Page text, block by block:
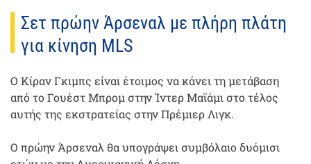
Σετ πρώην Άρσεναλ με πλήρη πλάτη
για κίνηση MLS
Ο Κίραν Γκιμπς είναι έτοιμος να κάνει τη μετάβαση
από το Γουέστ Μπρομ στην Ίντερ Μαϊάμι στο τέλος
αυτής της εκστρατείας στην Πρέμιερ Λιγκ.
Ο πρώην Άρσεναλ θα υπογράψει συμβόλαιο δυόμισι